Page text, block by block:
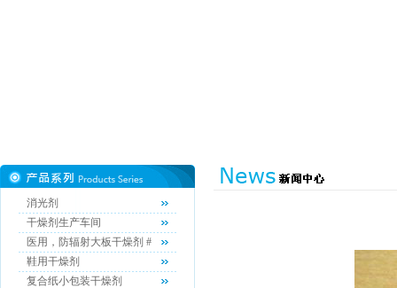
消光剂
干燥剂生产车间
医用，防辐射大板干燥剂 #
鞋用干燥剂
复合纸小包装干燥剂